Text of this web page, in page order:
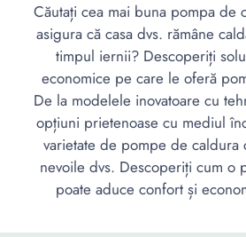
Căutați cea mai buna pompa de
asigura că casa dvs. rămâne
timpul iernii? Descoperiți
economice pe care le oferă
De la modelele inovatoare cu
opțiuni prietenoase cu mediul
varietate de pompe de caldura
nevoile dvs. Descoperiți cum o
poate aduce confort și